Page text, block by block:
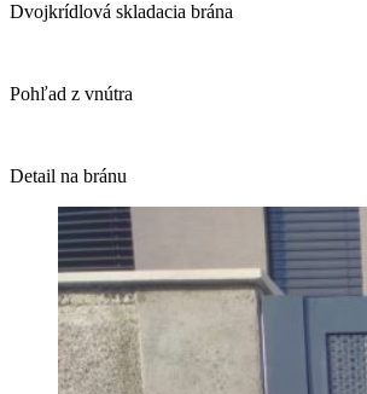
Dvojkrídlová skladacia brána
Pohľad z vnútra
Detail na bránu